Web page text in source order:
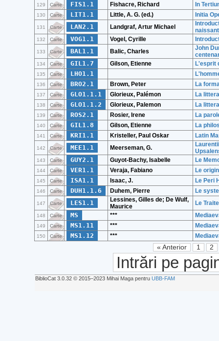
129 Carte FIS1.1 Fishacre, Richard In
130 Carte LIT1.1 Little, A. G. (ed.) Initia
131 Carte LAN2.1 Landgraf, Artur Michael
132 Carte VOG1.1 Vogel, Cyrille
133 Carte BAL1.1 Balic, Charles
John
134 Carte GIL1.7 Gilson, Etienne L'esprit
135 Carte LHO1.1
136 Carte BRO2.1 Brown, Peter La
137 Carte GLO1.1.1 Glorieux, Palémon La
138 Carte GLO1.1.2 Glorieux, Palemon La
139 Carte ROS2.1 Rosier, Irene La
140 Carte GIL1.8 Gilson, Etienne La
141 Carte KRI1.1 Kristeller, Paul Oskar Latin
142 Carte MEE1.1 Meerseman, G.
143 Carte GUY2.1 Guyot-Bachy, Isabelle Le
144 Carte VER1.1 Veraja, Fabiano Le
145 Carte ISA1.1 Isaac, J. Le Peri
146 Carte DUH1.1.6 Duhem, Pierre Le
147 Carte LES1.1
Lessines, Gilles de; De Wulf,
Maurice
Le
148 Carte MS ***
149 Carte MS1.11 ***
150 Carte MS1.12 ***
« Anterior 1 2
Intrări pe
BiblioCat 3.0.32 © 2015‒2023 Mihai Maga pentru UBB-FAM